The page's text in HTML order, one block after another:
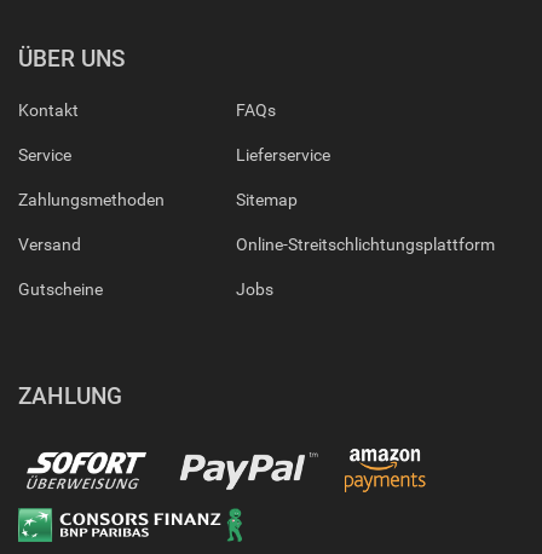
ÜBER UNS
Kontakt
Service
Zahlungsmethoden
Versand
Gutscheine
FAQs
Lieferservice
Sitemap
Online-Streitschlichtungsplattform
Jobs
ZAHLUNG